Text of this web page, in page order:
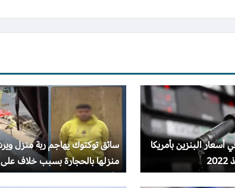
أسعار البنزين بأمريكا
سائق توكتوك يهاجم ربة منزل
منزلها بالحجارة بسبب خلاف على
الأجرة